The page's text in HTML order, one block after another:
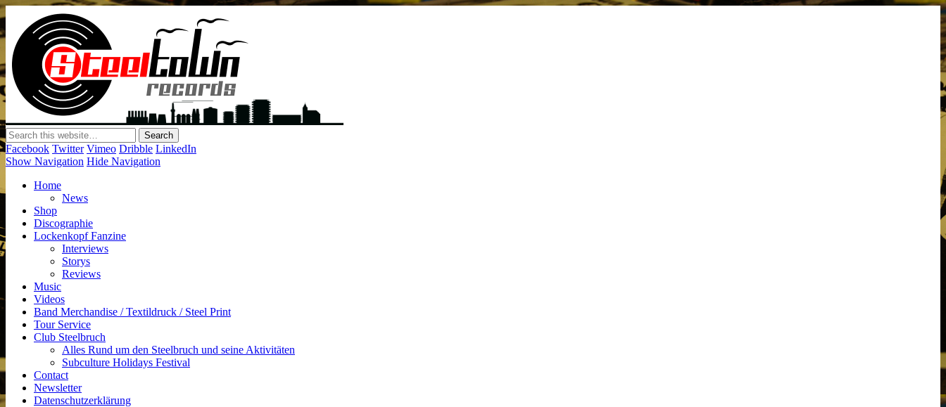
LABEL | MERCH | PRINT | DIY | FANZINE | TOURSERVICE | BOOKING
Facebook Twitter Vimeo Dribble LinkedIn
Show Navigation Hide Navigation
Home
News
Shop
Discographie
Lockenkopf Fanzine
Interviews
Storys
Reviews
Music
Videos
Band Merchandise / Textildruck / Steel Print
Tour Service
Club Steelbruch
Alles Rund um den Steelbruch und seine Aktivitäten
Subculture Holidays Festival
Contact
Newsletter
Datenschutzerklärung